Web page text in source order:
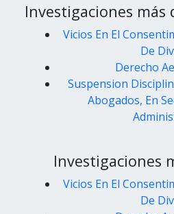
Investigaciones más
Vicios En El
De
Derecho
Suspension
Abogados, En
Investigaciones
Vicios En El
De